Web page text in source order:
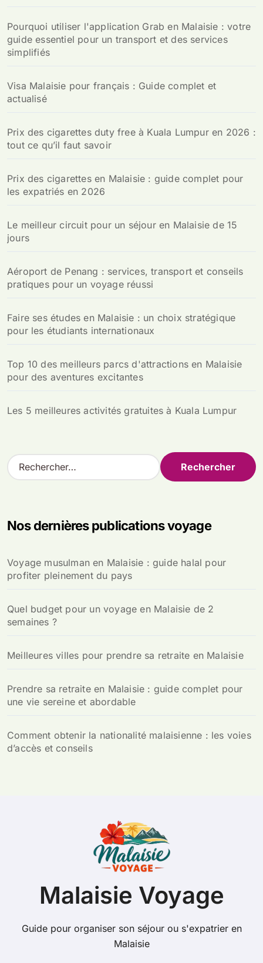
Pourquoi utiliser l'application Grab en Malaisie : votre
guide essentiel pour un transport et des services
simplifiés
Visa Malaisie pour français : Guide complet et
actualisé
Prix des cigarettes duty free à Kuala Lumpur en 2026 :
tout ce qu’il faut savoir
Prix des cigarettes en Malaisie : guide complet pour
les expatriés en 2026
Le meilleur circuit pour un séjour en Malaisie de 15
jours
Aéroport de Penang : services, transport et conseils
pratiques pour un voyage réussi
Faire ses études en Malaisie : un choix stratégique
pour les étudiants internationaux
Top 10 des meilleurs parcs d'attractions en Malaisie
pour des aventures excitantes
Les 5 meilleures activités gratuites à Kuala Lumpur
R
e
r
e
r
Nos dernières publications voyage
Voyage musulman en Malaisie : guide halal pour
profiter pleinement du pays
Quel budget pour un voyage en Malaisie de 2
semaines ?
Meilleures villes pour prendre sa retraite en Malaisie
Prendre sa retraite en Malaisie : guide complet pour
une vie sereine et abordable
Comment obtenir la nationalité malaisienne : les voies
d’accès et conseils
Malaisie Voyage
Guide pour organiser son séjour ou s'expatrier en
Malaisie